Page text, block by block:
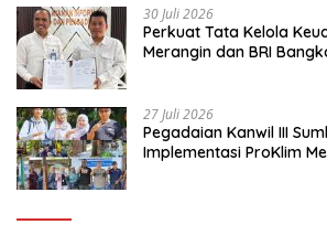
30 Juli 2026
Perkuat Tata Kelola
Merangin dan BRI
27 Juli 2026
Pegadaian Kanwil III
Implementasi ProKlim